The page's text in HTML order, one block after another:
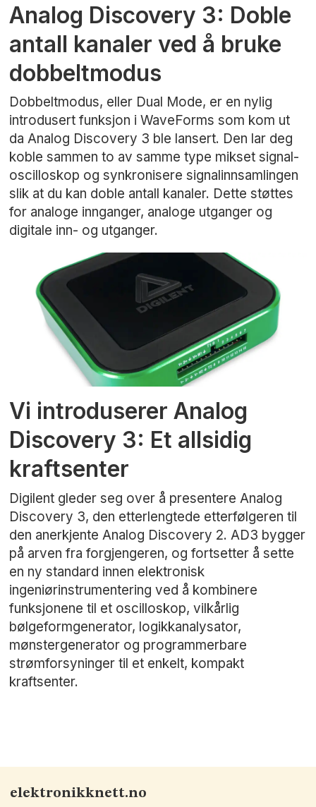
Analog Discovery 3: Doble
antall kanaler ved å bruke
dobbeltmodus
Dobbeltmodus, eller Dual Mode, er en nylig
introdusert funksjon i WaveForms som kom ut
da Analog Discovery 3 ble lansert. Den lar deg
koble sammen to av samme type mikset signal-
oscilloskop og synkronisere signalinnsamlingen
slik at du kan doble antall kanaler. Dette støttes
for analoge innganger, analoge utganger og
digitale inn- og utganger.
Vi introduserer Analog
Discovery 3: Et allsidig
kraftsenter
Digilent gleder seg over å presentere Analog
Discovery 3, den etterlengtede etterfølgeren til
den anerkjente Analog Discovery 2. AD3 bygger
på arven fra forgjengeren, og fortsetter å sette
en ny standard innen elektronisk
ingeniørinstrumentering ved å kombinere
funksjonene til et oscilloskop, vilkårlig
bølgeformgenerator, logikkanalysator,
mønstergenerator og programmerbare
strømforsyninger til et enkelt, kompakt
kraftsenter.
elektronikknett.no